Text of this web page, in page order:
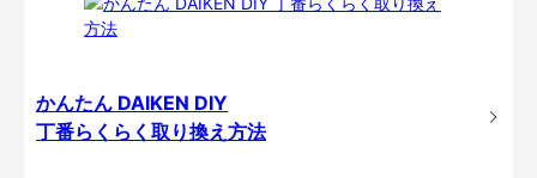
かんたん DAIKEN DIY
丁番らくらく取り換え方法